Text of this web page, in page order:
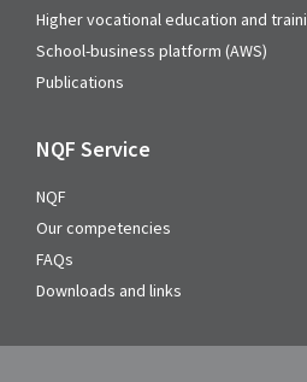
Higher vocational education and
School-business platform (AWS)
Publications
NQF Service
NQF
Our competencies
FAQs
Downloads and links